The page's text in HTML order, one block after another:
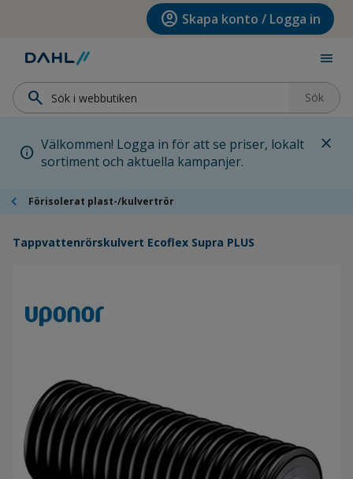
Hoppa till huvudinnehållet account_circle Skapa konto / Logga in
menu
search Sök
info Välkommen! Logga in för att se priser, lokalt
sortiment och aktuella kampanjer.
close
chevron_left Förisolerat plast-/kulvertrör
Tappvattenrörskulvert Ecoflex Supra PLUS